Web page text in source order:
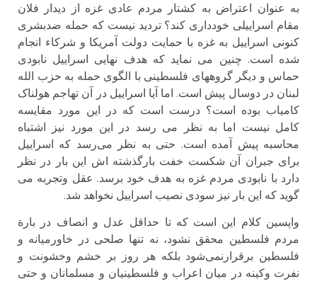
به عنوان اعتراض به کشتار مردم عادی غزه از دیدار فلان
مقام اسراییلی خودداری کند؟ تردید نیست که حمله ضدبشری
کنونی اسراییل به غزه با حمایت دولت آمریکا و شرکاء انجام
شده است. چنین می نماید که هدف نهایی اسراییل نابودی
حماس و دیگر گروههای فلسطینی با الگوی حمله به حزب الله
لبنان در دوسال پیش است. اما آیا اسراییل در آن تهاجم هولناک
کامیاب بوده است؟ درست است که در این مورد مقایسه
کامل نیست اما به نظر می رسد در این مورد نیز اشتباه
محاسبه پیش آمده است. حتی به نظر می‌رسد که اسراییل
برای جبران آن شکست خفت بارگذشته اش این بار در نظر
دارد با نابودی مردم غزه به هدف خود برسد. عقل وتجربه می
گوید که این بار نیز سودی نصیب اسراییل نخواهد شد.
واپسین کلام این است که تا حداقل عدل و انصاف در بارة
مردم فلسطین محقق نشود، نه تنها صلحی در خاورمیانه و
فلسطین برقرارنمی‌شود بلکه هر روز بر خشم وخشونت و
نفرت وکینه در میان اعراب و فلسطینیان و مسلمانان و حتی